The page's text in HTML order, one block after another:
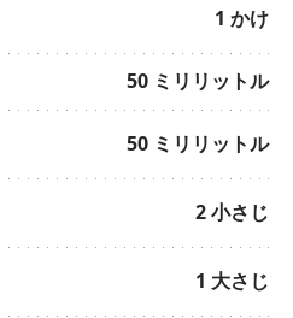
1 かけ
50 ミリリットル
50 ミリリットル
2小さじ
1 大さじ